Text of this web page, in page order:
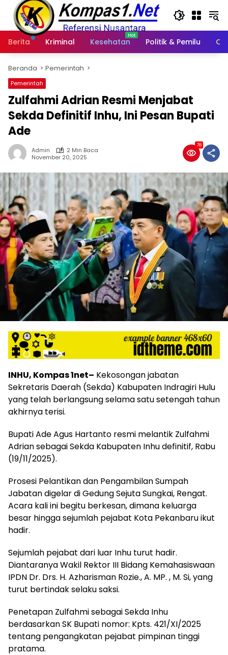
Langsung
konten
Berita
Kriminal Kesehatan Politik & Pemilu
Beranda Pemerintah
Pemerintah
Zulfahmi Adrian Resmi Menjabat
Sekda Definitif Inhu, Ini Pesan Bupati
Ade
Admin
2 Min Baca
November 20, 2025
78
INHU, Kompas 1net– Kekosongan jabatan
Sekretaris Daerah (Sekda) Kabupaten Indragiri Hulu
yang telah berlangsung selama satu setengah tahun
akhirnya terisi.
Bupati Ade Agus Hartanto resmi melantik Zulfahmi
Adrian sebagai Sekda Kabupaten Inhu definitif, Rabu
(19/11/2025).
Prosesi Pelantikan dan Pengambilan Sumpah
Jabatan digelar di Gedung Sejuta Sungkai, Rengat.
Acara kali ini begitu berkesan, dimana keluarga
besar hingga sejumlah pejabat Kota Pekanbaru ikut
hadir.
Sejumlah pejabat dari luar Inhu turut hadir.
Diantaranya Wakil Rektor III Bidang Kemahasiswaan
IPDN Dr. Drs. H. Azharisman Rozie., A. MP. , M. Si, yang
turut bertindak selaku saksi.
Penetapan Zulfahmi sebagai Sekda Inhu
berdasarkan SK Bupati nomor: Kpts. 421/XI/2025
tentang pengangkatan pejabat pimpinan tinggi
pratama.